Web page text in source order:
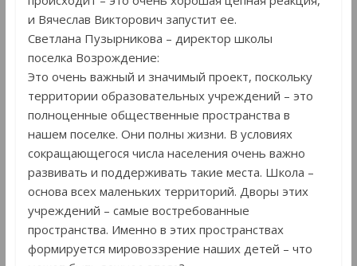
и Вячеслав Викторович запустит ее.
Светлана Пузырникова – директор школы
поселка Возрождение:
Это очень важный и значимый проект, поскольку
территории образовательных учреждений – это
полноценные общественные пространства в
нашем поселке. Они полны жизни. В условиях
сокращающегося числа населения очень важно
развивать и поддерживать такие места. Школа –
основа всех маленьких территорий. Дворы этих
учреждений – самые востребованные
пространства. Именно в этих пространствах
формируется мировоззрение наших детей – что